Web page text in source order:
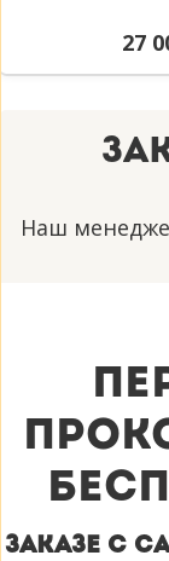
27
Наш
заказе с